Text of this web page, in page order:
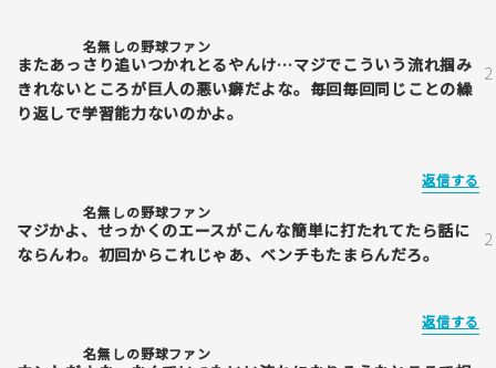
名無しの野球ファン
またあっさり追いつかれとるやんけ…マジでこういう流れ掴み
きれないところが巨人の悪い癖だよな。毎回毎回同じことの繰
り返しで学習能力ないのかよ。
返信する
名無しの野球ファン
マジかよ、せっかくのエースがこんな簡単に打たれてたら話に
ならんわ。初回からこれじゃあ、ベンチもたまらんだろ。
返信する
名無しの野球ファン